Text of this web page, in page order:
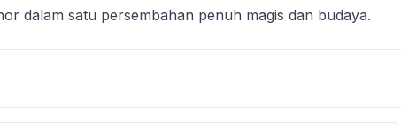
dalam satu persembahan penuh magis dan budaya.